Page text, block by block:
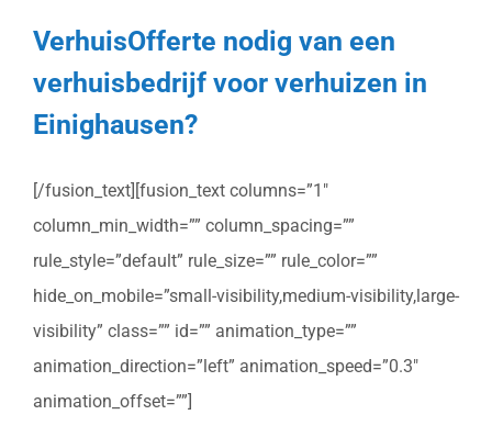
VerhuisOfferte nodig van een
verhuisbedrijf voor verhuizen in
Einighausen?
[/fusion_text][fusion_text columns=”1″
column_min_width=”” column_spacing=””
rule_style=”default” rule_size=”” rule_color=””
hide_on_mobile=”small-visibility,medium-visibility,large-
visibility” class=”” id=”” animation_type=””
animation_direction=”left” animation_speed=”0.3″
animation_offset=””]